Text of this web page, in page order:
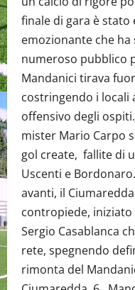
finale di gara è stato
emozionante che
numeroso pubblico
Mandanici tirava
costringendo i locali
offensivo degli
mister Mario Carpo
gol create, fallite di
Uscenti e
avanti, il
contropiede, iniziato
Sergio Casablanca
rete, spegnendo
rimonta del